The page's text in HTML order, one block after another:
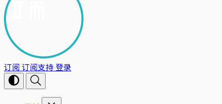
订阅 订阅支持登录